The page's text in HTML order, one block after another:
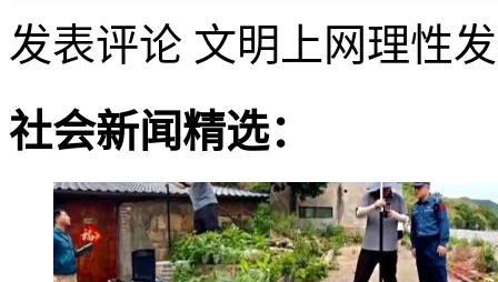
发表评论 文明上网理性
社会新闻精选：